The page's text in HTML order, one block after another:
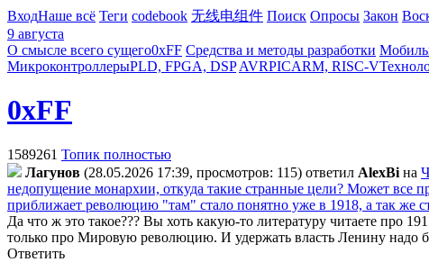
ВходНаше всё Теги codebook 无线电组件 Поиск Опросы Закон
9 августа
О смысле всего сущего0xFF Средства и методы разработки
МикроконтроллерыPLD, FPGA, DSP AVRPICARM, RISC-V
0xFF
1589261 Топик полностью
Лaгyнoв (28.05.2026 17:39, просмотров: 115) ответил AlexBi на
недопущение монархии, откуда такие странные цели? Может все
приближает революцию "там" стало понятно уже в 1918, а так же
Да что ж это такое??? Вы хоть какую-то литературу читаете про
только про Мировую революцию. И удержать власть Ленину надо
Ответить